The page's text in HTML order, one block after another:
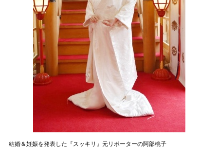
結婚＆妊娠を発表した『スッキリ』元リポーターの阿部桃子